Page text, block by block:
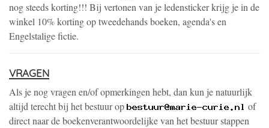
nog steeds korting!!! Bij vertonen van je ledensticker krijg je in de
winkel 10% korting op tweedehands boeken, agenda's en
Engelstalige fictie.
vragen
Als je nog vragen en/of opmerkingen hebt, dan kun je natuurlijk
altijd terecht bij het bestuur op
of
direct naar de boekenverantwoordelijke van het bestuur stappen